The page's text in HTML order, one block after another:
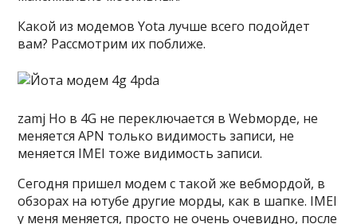
Какой из модемов Yota лучше всего подойдет
вам? Рассмотрим их поближе.
zamj Но в 4G не переключается в Webморде, не
меняется APN только видимость записи, не
меняется IMEI тоже видимость записи.
Сегодня пришел модем с такой же вебмордой, в
обзорах на ютубе другие морды, как в шапке. IMEI
у меня меняется, просто не очень очевидно, после